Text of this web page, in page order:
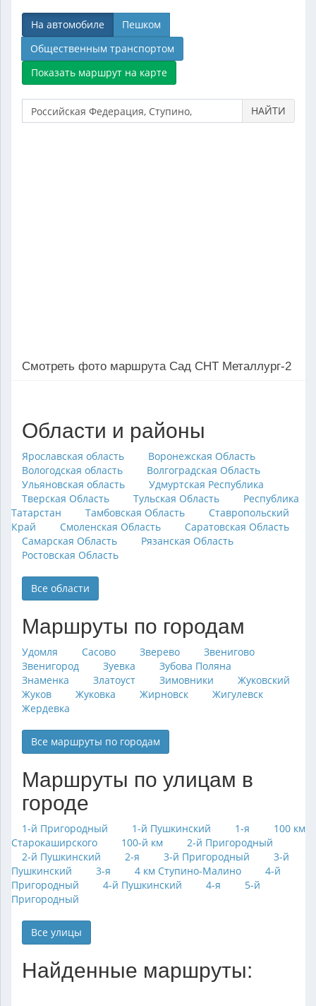
На автомобиле
Пешком
Общественным транспортом
НАЙТИ
Смотреть фото маршрута Сад СНТ Металлург-2
Области и районы
Ярославская область
Воронежская Область
Вологодская область
Волгоградская Область
Ульяновская область
Удмуртская Республика
Тверская Область
Тульская Область
Республика
Татарстан
Тамбовская Область
Ставропольский
Край
Смоленская Область
Саратовская Область
Самарская Область
Рязанская Область
Ростовская Область
Все области
Маршруты по городам
Удомля Сасово Зверево
Звенигово
Звенигород
Зуевка
Зубова Поляна
Знаменка
Златоуст Зимовники
Жуковский
Жуков
Жуковка Жирновск
Жигулевск
Жердевка
Все маршруты по городам
Маршруты по улицам в
городе
1-й Пригородный 1-й Пушкинский 1-я
100 км
Старокаширского
100-й км
2-й Пригородный
2-й Пушкинский
2-я 3-й Пригородный
3-й
Пушкинский
3-я 4 км Ступино-Малино
4-й
Пригородный
4-й Пушкинский 4-я
5-й
Пригородный
Все улицы
Найденные маршруты: